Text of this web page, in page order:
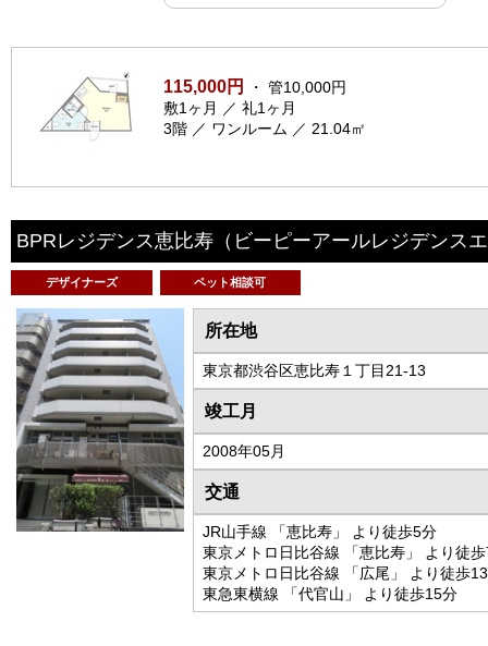
115,000円
・ 管10,000円
敷1ヶ月 ／ 礼1ヶ月
3階 ／ ワンルーム ／ 21.04㎡
BPRレジデンス恵比寿 （ビーピーアールレジデンス
デザイナーズ ペット相談可
所在地
東京都渋谷区恵比寿１丁目21-13
竣工月
2008年05月
交通
JR山手線 「恵比寿」 より徒歩5分
東京メトロ日比谷線 「恵比寿」 より徒
東京メトロ日比谷線 「広尾」 より徒歩
東急東横線 「代官山」 より徒歩15分